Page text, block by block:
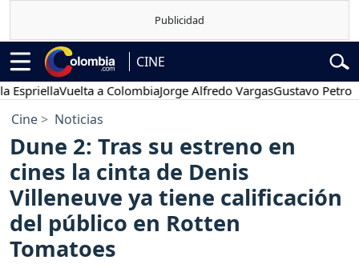
CINE
Vuelta a ColombiaJorge Alfredo VargasGustavo Petro
Cine Noticias
Dune 2: Tras su estreno en
cines la cinta de Denis
Villeneuve ya tiene calificación
del público en Rotten
Tomatoes